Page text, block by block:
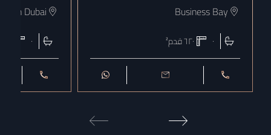
Business Bay
٠ ٦٢٠قدم²
Dubai
٠